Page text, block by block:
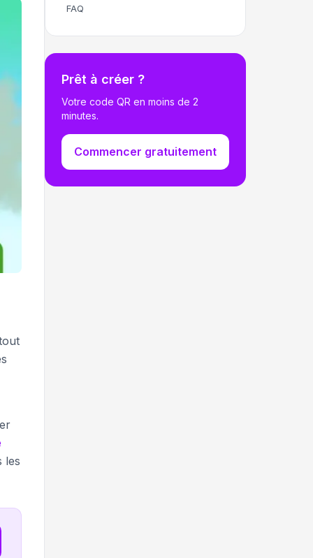
les
FAQ
Prêt à créer ?
Votre code QR en moins de 2
minutes.
Commencer gratuitement